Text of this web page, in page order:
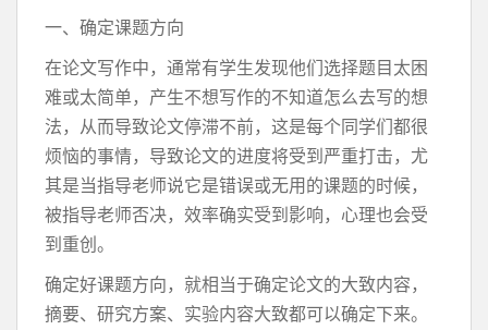
一、确定课题方向
在论文写作中，通常有学生发现他们选择题目太困
难或太简单，产生不想写作的不知道怎么去写的想
法，从而导致论文停滞不前，这是每个同学们都很
烦恼的事情，导致论文的进度将受到严重打击，尤
其是当指导老师说它是错误或无用的课题的时候，
被指导老师否决，效率确实受到影响，心理也会受
到重创。
确定好课题方向，就相当于确定论文的大致内容，
摘要、研究方案、实验内容大致都可以确定下来。